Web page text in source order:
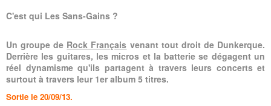
C'est qui Les Sans-Gains ?
Un groupe de Rock Français venant tout droit de Dunkerque.
Derrière les guitares, les micros et la batterie se dégagent un
réel dynamisme qu'ils partagent à travers leurs concerts et
surtout à travers leur 1er album 5 titres.
Sortie le 20/09/13.